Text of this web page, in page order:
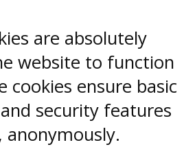
are absolutely
website to function
cookies ensure basic
security features